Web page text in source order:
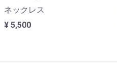
ネックレス
¥ 5,500